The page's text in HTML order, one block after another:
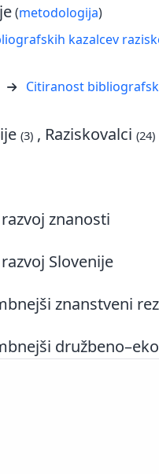
(metodologija)
kazalcev
Citiranost
(3) , Raziskovalci(24)
znanosti
Slovenije
znanstveni